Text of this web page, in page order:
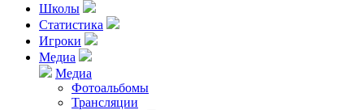
Школы
Статистика
Игроки
Медиа
Медиа
Фотоальбомы
Трансляции